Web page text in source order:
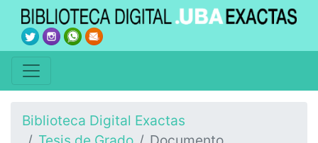
Biblioteca Digital Exactas